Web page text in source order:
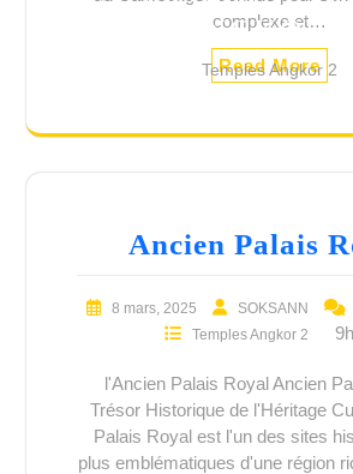
ANGKOR 2
Temples Angkor 2
complexe et…
Read More
Ancien Palais
8 mars, 2025 SOKSANN
Temples Angkor 2
l'Ancien Palais Royal Ancien
Trésor Historique de l'Héritage
Palais Royal est l'un des sites
plus emblématiques d'une région